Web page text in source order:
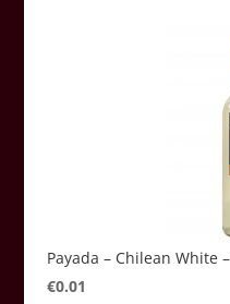
Payada – Chilean White
€0.01